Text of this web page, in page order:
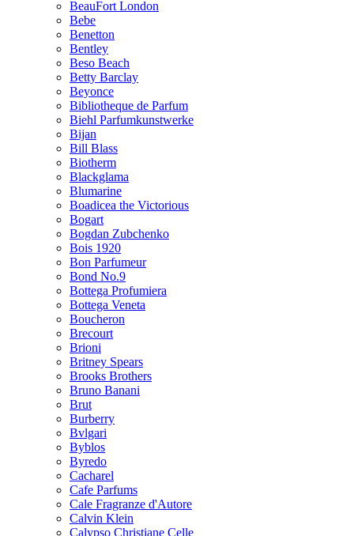
BeauFort London
Bebe
Benetton
Bentley
Beso Beach
Betty Barclay
Beyonce
Bibliotheque de Parfum
Biehl Parfumkunstwerke
Bijan
Bill Blass
Biotherm
Blackglama
Blumarine
Boadicea the Victorious
Bogart
Bogdan Zubchenko
Bois 1920
Bon Parfumeur
Bond No.9
Bottega Profumiera
Bottega Veneta
Boucheron
Brecourt
Brioni
Britney Spears
Brooks Brothers
Bruno Banani
Brut
Burberry
Bvlgari
Byblos
Byredo
Cacharel
Cafe Parfums
Cale Fragranze d'Autore
Calvin Klein
Calypso Christiane Celle